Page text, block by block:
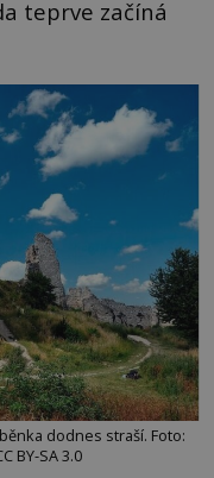
teprve začíná
dodnes straší. Foto:
BY-SA 3.0